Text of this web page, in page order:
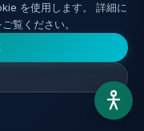
正体と老化と
を使用します。 詳細に
覧ください。